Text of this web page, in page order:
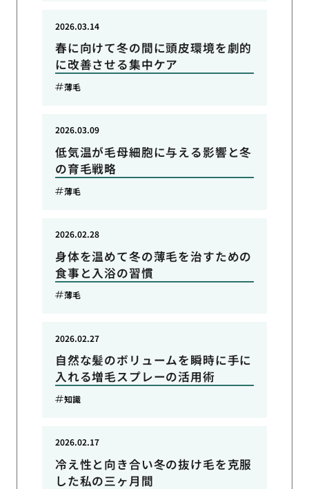
春に向けて冬の間に頭皮環境を劇的
に改善させる集中ケア
2026.03.14
薄毛
低気温が毛母細胞に与える影響と冬
の育毛戦略
2026.03.09
薄毛
身体を温めて冬の薄毛を治すための
食事と入浴の習慣
2026.02.28
薄毛
自然な髪のボリュームを瞬時に手に
入れる増毛スプレーの活用術
2026.02.27
知識
冷え性と向き合い冬の抜け毛を克服
した私の三ヶ月間
2026.02.17